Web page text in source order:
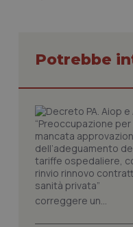
Potrebbe
correggere un...